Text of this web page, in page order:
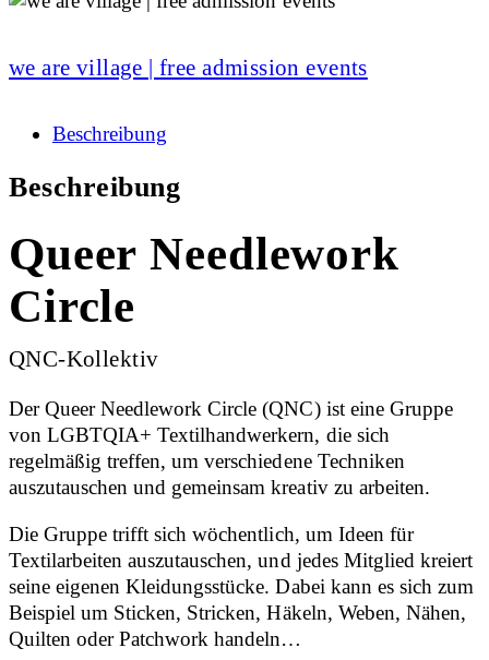
we are village | free admission events
Beschreibung
Beschreibung
Queer Needlework
Circle
QNC-Kollektiv
Der Queer Needlework Circle (QNC) ist eine Gruppe
von LGBTQIA+ Textilhandwerkern, die sich
regelmäßig treffen, um verschiedene Techniken
auszutauschen und gemeinsam kreativ zu arbeiten.
Die Gruppe trifft sich wöchentlich, um Ideen für
Textilarbeiten auszutauschen, und jedes Mitglied kreiert
seine eigenen Kleidungsstücke. Dabei kann es sich zum
Beispiel um Sticken, Stricken, Häkeln, Weben, Nähen,
Quilten oder Patchwork handeln…